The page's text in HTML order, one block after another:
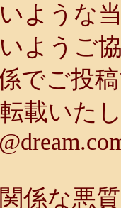
ような
ようご
でご投
載いた
係な悪